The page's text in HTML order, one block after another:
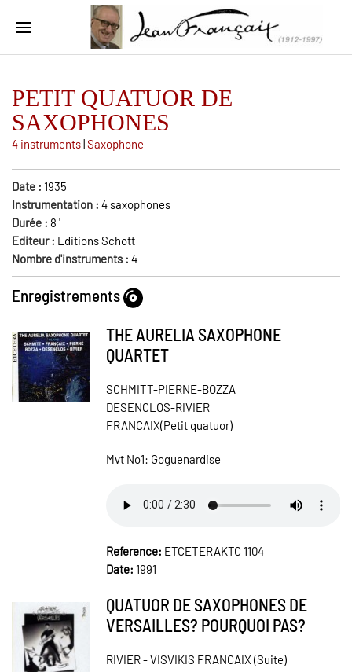
PETIT QUATUOR DE
SAXOPHONES
4 instruments|Saxophone
Date : 1935
Instrumentation : 4 saxophones
Durée : 8 '
Editeur : Editions Schott
Nombre d'instruments : 4
Enregistrements
THE AURELIA SAXOPHONE
QUARTET
SCHMITT-PIERNE-BOZZA
DESENCLOS-RIVIER
FRANCAIX(Petit quatuor)
Mvt No1: Goguenardise
Reference: ETCETERAKTC 1104
Date: 1991
QUATUOR DE SAXOPHONES DE
VERSAILLES? POURQUOI PAS?
RIVIER - VISVIKIS FRANCAIX (Suite)